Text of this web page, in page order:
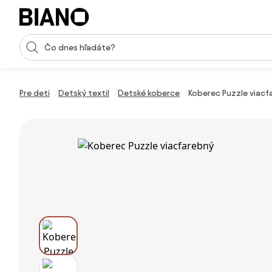
Preskočiť navigáciu, prejsť na obsah
Vstup pre vyhľadávanie
Pre deti Detský textil Detské koberce Koberec Puzzle